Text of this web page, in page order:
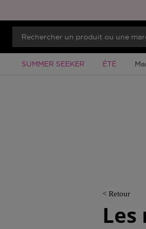
Promotion À Durée Limitée
SUMMER SEEKER Promotion
ÉTÉ
< Retour